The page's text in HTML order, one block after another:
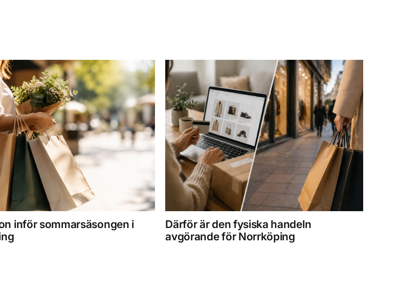
inför sommarsäsongen i
Därför är den fysiska handeln
avgörande för Norrköping